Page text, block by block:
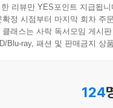
리뷰만 YES포인트 지급됩니
정 시점부터 마지막 회차 주
래스는 사락 독서모임 게시
Blu-ray, 패션 및 판매금지 상
124